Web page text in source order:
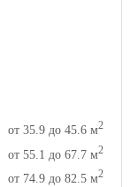
от 35.9 до 45.6 м2
от 55.1 до 67.7 м2
от 74.9 до 82.5 м2